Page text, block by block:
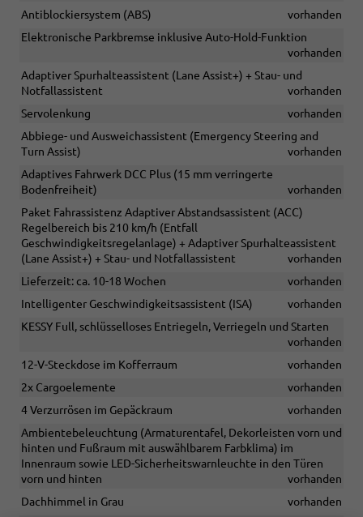
Antiblockiersystem (ABS)
vorhanden
Elektronische Parkbremse inklusive Auto-Hold-Funktion
vorhanden
Adaptiver Spurhalteassistent (Lane Assist+) + Stau- und
Notfallassistent
vorhanden
Servolenkung
vorhanden
Abbiege- und Ausweichassistent (Emergency Steering and
Turn Assist)
vorhanden
Adaptives Fahrwerk DCC Plus (15 mm verringerte
Bodenfreiheit)
vorhanden
Paket Fahrassistenz Adaptiver Abstandsassistent (ACC)
Regelbereich bis 210 km/h (Entfall
Geschwindigkeitsregelanlage) + Adaptiver Spurhalteassistent
(Lane Assist+) + Stau- und Notfallassistent
vorhanden
Lieferzeit: ca. 10-18 Wochen
vorhanden
Intelligenter Geschwindigkeitsassistent (ISA)
vorhanden
KESSY Full, schlüsselloses Entriegeln, Verriegeln und Starten
vorhanden
12-V-Steckdose im Kofferraum
vorhanden
2x Cargoelemente
vorhanden
4 Verzurrösen im Gepäckraum
vorhanden
Ambientebeleuchtung (Armaturentafel, Dekorleisten vorn und
hinten und Fußraum mit auswählbarem Farbklima) im
Innenraum sowie LED-Sicherheitswarnleuchte in den Türen
vorn und hinten
vorhanden
Dachhimmel in Grau
vorhanden